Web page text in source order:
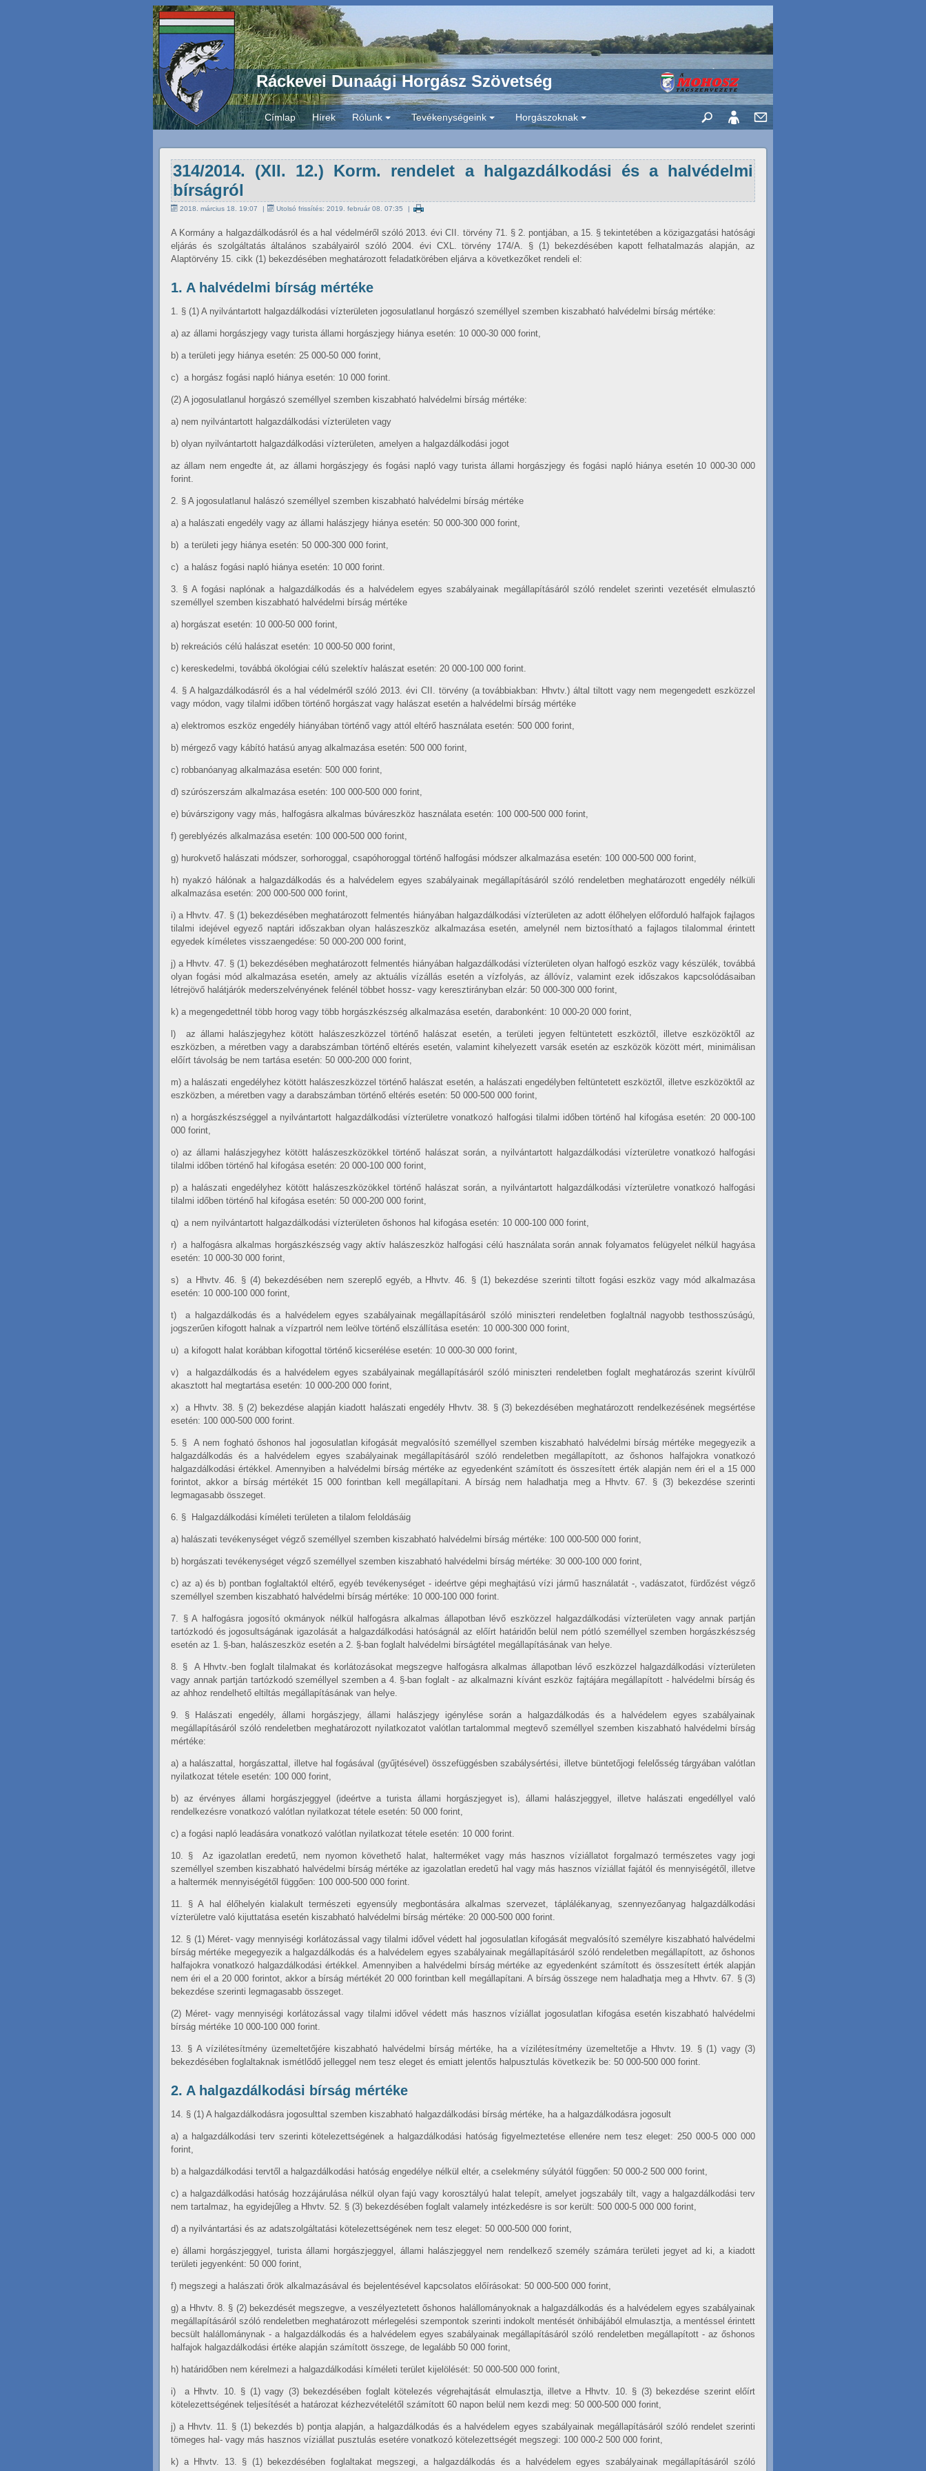
Ráckevei Dunaági Horgász Szövetség
Címlap Hírek Rólunk
+
Tevékenységeink
+
Horgászoknak
+
314/2014. (XII. 12.) Korm. rendelet a halgazdálkodási és a halvédelmi
bírságról
2018. március 18. 19:07 Utolsó frissítés: 2019. február 08. 07:35
A Kormány a halgazdálkodásról és a hal védelméről szóló 2013. évi CII. törvény 71. § 2. pontjában, a 15. § tekintetében a közigazgatási hatósági
eljárás és szolgáltatás általános szabályairól szóló 2004. évi CXL. törvény 174/A. § (1) bekezdésében kapott felhatalmazás alapján, az
Alaptörvény 15. cikk (1) bekezdésében meghatározott feladatkörében eljárva a következőket rendeli el:
1. A halvédelmi bírság mértéke
1. § (1) A nyilvántartott halgazdálkodási vízterületen jogosulatlanul horgászó személlyel szemben kiszabható halvédelmi bírság mértéke:
a) az állami horgászjegy vagy turista állami horgászjegy hiánya esetén: 10 000-30 000 forint,
b) a területi jegy hiánya esetén: 25 000-50 000 forint,
c) a horgász fogási napló hiánya esetén: 10 000 forint.
(2) A jogosulatlanul horgászó személlyel szemben kiszabható halvédelmi bírság mértéke:
a) nem nyilvántartott halgazdálkodási vízterületen vagy
b) olyan nyilvántartott halgazdálkodási vízterületen, amelyen a halgazdálkodási jogot
az állam nem engedte át, az állami horgászjegy és fogási napló vagy turista állami horgászjegy és fogási napló hiánya esetén 10 000-30 000
forint.
2. § A jogosulatlanul halászó személlyel szemben kiszabható halvédelmi bírság mértéke
a) a halászati engedély vagy az állami halászjegy hiánya esetén: 50 000-300 000 forint,
b) a területi jegy hiánya esetén: 50 000-300 000 forint,
c) a halász fogási napló hiánya esetén: 10 000 forint.
3. § A fogási naplónak a halgazdálkodás és a halvédelem egyes szabályainak megállapításáról szóló rendelet szerinti vezetését elmulasztó
személlyel szemben kiszabható halvédelmi bírság mértéke
a) horgászat esetén: 10 000-50 000 forint,
b) rekreációs célú halászat esetén: 10 000-50 000 forint,
c) kereskedelmi, továbbá ökológiai célú szelektív halászat esetén: 20 000-100 000 forint.
4. § A halgazdálkodásról és a hal védelméről szóló 2013. évi CII. törvény (a továbbiakban: Hhvtv.) által tiltott vagy nem megengedett eszközzel
vagy módon, vagy tilalmi időben történő horgászat vagy halászat esetén a halvédelmi bírság mértéke
a) elektromos eszköz engedély hiányában történő vagy attól eltérő használata esetén: 500 000 forint,
b) mérgező vagy kábító hatású anyag alkalmazása esetén: 500 000 forint,
c) robbanóanyag alkalmazása esetén: 500 000 forint,
d) szúrószerszám alkalmazása esetén: 100 000-500 000 forint,
e) búvárszigony vagy más, halfogásra alkalmas búváreszköz használata esetén: 100 000-500 000 forint,
f) gereblyézés alkalmazása esetén: 100 000-500 000 forint,
g) hurokvető halászati módszer, sorhoroggal, csapóhoroggal történő halfogási módszer alkalmazása esetén: 100 000-500 000 forint,
h) nyakzó hálónak a halgazdálkodás és a halvédelem egyes szabályainak megállapításáról szóló rendeletben meghatározott engedély nélküli
alkalmazása esetén: 200 000-500 000 forint,
i)a Hhvtv. 47. § (1) bekezdésében meghatározott felmentés hiányában halgazdálkodási vízterületen az adott élőhelyen előforduló halfajok fajlagos
tilalmi idejével egyező naptári időszakban olyan halászeszköz alkalmazása esetén, amelynél nem biztosítható a fajlagos tilalommal érintett
egyedek kíméletes visszaengedése: 50 000-200 000 forint,
j) a Hhvtv. 47. § (1) bekezdésében meghatározott felmentés hiányában halgazdálkodási vízterületen olyan halfogó eszköz vagy készülék, továbbá
olyan fogási mód alkalmazása esetén, amely az aktuális vízállás esetén a vízfolyás, az állóvíz, valamint ezek időszakos kapcsolódásaiban
létrejövő halátjárók mederszelvényének felénél többet hossz- vagy keresztirányban elzár: 50 000-300 000 forint,
k) a megengedettnél több horog vagy több horgászkészség alkalmazása esetén, darabonként: 10 000-20 000 forint,
l)
az állami halászjegyhez kötött halászeszközzel történő halászat esetén, a területi jegyen feltüntetett eszköztől, illetve eszközöktől az
eszközben, a méretben vagy a darabszámban történő eltérés esetén, valamint kihelyezett varsák esetén az eszközök között mért, minimálisan
előírt távolság be nem tartása esetén: 50 000-200 000 forint,
m)a halászati engedélyhez kötött halászeszközzel történő halászat esetén, a halászati engedélyben feltüntetett eszköztől, illetve eszközöktől az
eszközben, a méretben vagy a darabszámban történő eltérés esetén: 50 000-500 000 forint,
n)a horgászkészséggel a nyilvántartott halgazdálkodási vízterületre vonatkozó halfogási tilalmi időben történő hal kifogása esetén: 20 000-100
000 forint,
o)az állami halászjegyhez kötött halászeszközökkel történő halászat során, a nyilvántartott halgazdálkodási vízterületre vonatkozó halfogási
tilalmi időben történő hal kifogása esetén: 20 000-100 000 forint,
p) a halászati engedélyhez kötött halászeszközökkel történő halászat során, a nyilvántartott halgazdálkodási vízterületre vonatkozó halfogási
tilalmi időben történő hal kifogása esetén: 50 000-200 000 forint,
q) a nem nyilvántartott halgazdálkodási vízterületen őshonos hal kifogása esetén: 10 000-100 000 forint,
r)
a halfogásra alkalmas horgászkészség vagy aktív halászeszköz halfogási célú használata során annak folyamatos felügyelet nélkül hagyása
esetén: 10 000-30 000 forint,
s)
a Hhvtv. 46. § (4) bekezdésében nem szereplő egyéb, a Hhvtv. 46. § (1) bekezdése szerinti tiltott fogási eszköz vagy mód alkalmazása
esetén: 10 000-100 000 forint,
t)
a halgazdálkodás és a halvédelem egyes szabályainak megállapításáról szóló miniszteri rendeletben foglaltnál nagyobb testhosszúságú,
jogszerűen kifogott halnak a vízpartról nem leölve történő elszállítása esetén: 10 000-300 000 forint,
u) a kifogott halat korábban kifogottal történő kicserélése esetén: 10 000-30 000 forint,
v)
a halgazdálkodás és a halvédelem egyes szabályainak megállapításáról szóló miniszteri rendeletben foglalt meghatározás szerint kívülről
akasztott hal megtartása esetén: 10 000-200 000 forint,
x)
a Hhvtv. 38. § (2) bekezdése alapján kiadott halászati engedély Hhvtv. 38. § (3) bekezdésében meghatározott rendelkezésének megsértése
esetén: 100 000-500 000 forint.
5. §
A nem fogható őshonos hal jogosulatlan kifogását megvalósító személlyel szemben kiszabható halvédelmi bírság mértéke megegyezik a
halgazdálkodás és a halvédelem egyes szabályainak megállapításáról szóló rendeletben megállapított, az őshonos halfajokra vonatkozó
halgazdálkodási értékkel. Amennyiben a halvédelmi bírság mértéke az egyedenként számított és összesített érték alapján nem éri el a 15 000
forintot, akkor a bírság mértékét 15 000 forintban kell megállapítani. A bírság nem haladhatja meg a Hhvtv. 67. § (3) bekezdése szerinti
legmagasabb összeget.
6. § Halgazdálkodási kíméleti területen a tilalom feloldásáig
a) halászati tevékenységet végző személlyel szemben kiszabható halvédelmi bírság mértéke: 100 000-500 000 forint,
b) horgászati tevékenységet végző személlyel szemben kiszabható halvédelmi bírság mértéke: 30 000-100 000 forint,
c) az a)és b) pontban foglaltaktól eltérő, egyéb tevékenységet - ideértve gépi meghajtású vízi jármű használatát -, vadászatot, fürdőzést végző
személlyel szemben kiszabható halvédelmi bírság mértéke: 10 000-100 000 forint.
7. §A halfogásra jogosító okmányok nélkül halfogásra alkalmas állapotban lévő eszközzel halgazdálkodási vízterületen vagy annak partján
tartózkodó és jogosultságának igazolását a halgazdálkodási hatóságnál az előírt határidőn belül nem pótló személlyel szemben horgászkészség
esetén az 1. §-ban, halászeszköz esetén a 2. §-ban foglalt halvédelmi bírságtétel megállapításának van helye.
8. §
A Hhvtv.-ben foglalt tilalmakat és korlátozásokat megszegve halfogásra alkalmas állapotban lévő eszközzel halgazdálkodási vízterületen
vagy annak partján tartózkodó személlyel szemben a 4. §-ban foglalt - az alkalmazni kívánt eszköz fajtájára megállapított - halvédelmi bírság és
az ahhoz rendelhető eltiltás megállapításának van helye.
9. §
Halászati engedély, állami horgászjegy, állami halászjegy igénylése során a halgazdálkodás és a halvédelem egyes szabályainak
megállapításáról szóló rendeletben meghatározott nyilatkozatot valótlan tartalommal megtevő személlyel szemben kiszabható halvédelmi bírság
mértéke:
a) a halászattal, horgászattal, illetve hal fogásával (gyűjtésével) összefüggésben szabálysértési, illetve büntetőjogi felelősség tárgyában valótlan
nyilatkozat tétele esetén: 100 000 forint,
b)az érvényes állami horgászjeggyel (ideértve a turista állami horgászjegyet is), állami halászjeggyel, illetve halászati engedéllyel való
rendelkezésre vonatkozó valótlan nyilatkozat tétele esetén: 50 000 forint,
c) a fogási napló leadására vonatkozó valótlan nyilatkozat tétele esetén: 10 000 forint.
10. §
Az igazolatlan eredetű, nem nyomon követhető halat, halterméket vagy más hasznos víziállatot forgalmazó természetes vagy jogi
személlyel szemben kiszabható halvédelmi bírság mértéke az igazolatlan eredetű hal vagy más hasznos víziállat fajától és mennyiségétől, illetve
a haltermék mennyiségétől függően: 100 000-500 000 forint.
11. §A hal élőhelyén kialakult természeti egyensúly megbontására alkalmas szervezet, táplálékanyag, szennyezőanyag halgazdálkodási
vízterületre való kijuttatása esetén kiszabható halvédelmi bírság mértéke: 20 000-500 000 forint.
12. § (1) Méret- vagy mennyiségi korlátozással vagy tilalmi idővel védett hal jogosulatlan kifogását megvalósító személyre kiszabható halvédelmi
bírság mértéke megegyezik a halgazdálkodás és a halvédelem egyes szabályainak megállapításáról szóló rendeletben megállapított, az őshonos
halfajokra vonatkozó halgazdálkodási értékkel. Amennyiben a halvédelmi bírság mértéke az egyedenként számított és összesített érték alapján
nem éri el a 20 000 forintot, akkor a bírság mértékét 20 000 forintban kell megállapítani. A bírság összege nem haladhatja meg a Hhvtv. 67. § (3)
bekezdése szerinti legmagasabb összeget.
(2) Méret- vagy mennyiségi korlátozással vagy tilalmi idővel védett más hasznos víziállat jogosulatlan kifogása esetén kiszabható halvédelmi
bírság mértéke 10 000-100 000 forint.
13. § A vízilétesítmény üzemeltetőjére kiszabható halvédelmi bírság mértéke, ha a vízilétesítmény üzemeltetője a Hhvtv. 19. § (1) vagy (3)
bekezdésében foglaltaknak ismétlődő jelleggel nem tesz eleget és emiatt jelentős halpusztulás következik be: 50 000-500 000 forint.
2. A halgazdálkodási bírság mértéke
14. § (1) A halgazdálkodásra jogosulttal szemben kiszabható halgazdálkodási bírság mértéke, ha a halgazdálkodásra jogosult
a) a halgazdálkodási terv szerinti kötelezettségének a halgazdálkodási hatóság figyelmeztetése ellenére nem tesz eleget: 250 000-5 000 000
forint,
b) a halgazdálkodási tervtől a halgazdálkodási hatóság engedélye nélkül eltér, a cselekmény súlyától függően: 50 000-2 500 000 forint,
c) a halgazdálkodási hatóság hozzájárulása nélkül olyan fajú vagy korosztályú halat telepít, amelyet jogszabály tilt, vagy a halgazdálkodási terv
nem tartalmaz, ha egyidejűleg a Hhvtv. 52. § (3) bekezdésében foglalt valamely intézkedésre is sor került: 500 000-5 000 000 forint,
d) a nyilvántartási és az adatszolgáltatási kötelezettségének nem tesz eleget: 50 000-500 000 forint,
e)állami horgászjeggyel, turista állami horgászjeggyel, állami halászjeggyel nem rendelkező személy számára területi jegyet ad ki, a kiadott
területi jegyenként: 50 000 forint,
f) megszegi a halászati őrök alkalmazásával és bejelentésével kapcsolatos előírásokat: 50 000-500 000 forint,
g)a Hhvtv. 8. § (2) bekezdését megszegve, a veszélyeztetett őshonos halállományoknak a halgazdálkodás és a halvédelem egyes szabályainak
megállapításáról szóló rendeletben meghatározott mérlegelési szempontok szerinti indokolt mentését önhibájából elmulasztja, a mentéssel érintett
becsült halállománynak - a halgazdálkodás és a halvédelem egyes szabályainak megállapításáról szóló rendeletben megállapított - az őshonos
halfajok halgazdálkodási értéke alapján számított összege, de legalább 50 000 forint,
h) határidőben nem kérelmezi a halgazdálkodási kíméleti terület kijelölését: 50 000-500 000 forint,
i)
a Hhvtv. 10. § (1) vagy (3) bekezdésében foglalt kötelezés végrehajtását elmulasztja, illetve a Hhvtv. 10. § (3) bekezdése szerint előírt
kötelezettségének teljesítését a határozat kézhezvételétől számított 60 napon belül nem kezdi meg: 50 000-500 000 forint,
j)a Hhvtv. 11. § (1) bekezdés b) pontja alapján, a halgazdálkodás és a halvédelem egyes szabályainak megállapításáról szóló rendelet szerinti
tömeges hal- vagy más hasznos víziállat pusztulás esetére vonatkozó kötelezettségét megszegi: 100 000-2 500 000 forint,
k) a Hhvtv. 13. § (1) bekezdésében foglaltakat megszegi, a halgazdálkodás és a halvédelem egyes szabályainak megállapításáról szóló